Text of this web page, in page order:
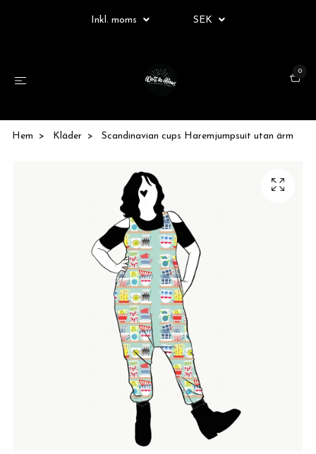
Inkl. moms SEK
0
Hem Kläder Scandinavian cups Haremjumpsuit utan ärm